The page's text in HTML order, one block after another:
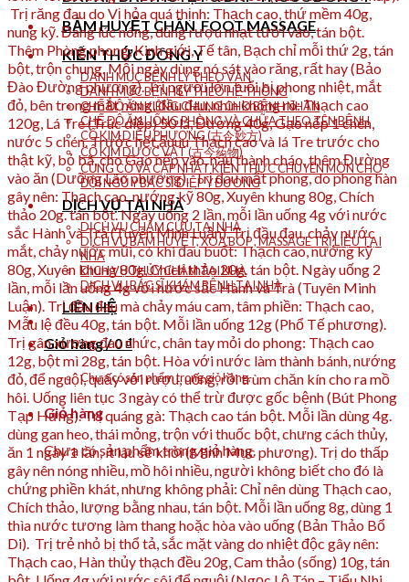
BẤM HUYỆT CHÂN_FOOT MASSAGE
KIẾN THỨC ĐÔNG Y
DANH MỤC BỆNH LÝ THEO VẦN
DANH MỤC BỆNH LÝ THEO HỆ THỐNG
CHẾ ĐỘ ĂN KIÊNG CHUNG CHO BỆNH NHÂN
CHẾ ĐỘ ĂN UỐNG PHÒNG VÀ CHỮA THEO TÊN BỆNH
CỔ KIM DIỆU PHƯƠNG (古今妙方)
CỔ KIM DƯỢC VẬT (古今药物)
CỦNG CỐ VÀ CẬP NHẬT KIẾN THỨC CHUYÊN MÔN CHO
ĐỘI NGŨ Y BÁC SĨ DIỆP Y ĐƯỜNG
DỊCH VỤ TẠI NHÀ
DỊCH VỤ CHÂM CỨU TẠI NHÀ
DỊCH VỤ BẤM HUYỆT, XOA BÓP , MASSAGE TRỊ LIỆU TẠI
NHÀ
DỊCH VỤ THỦY CHÂM TẠI NHÀ
DỊCH VỤ BÁC SĨ KHÁM BỆNH TẠI NHÀ
LIÊN HỆ
Giỏ hàng /0₫
Chưa có sản phẩm trong giỏ hàng.
Giỏ hàng
Chưa có sản phẩm trong giỏ hàng.